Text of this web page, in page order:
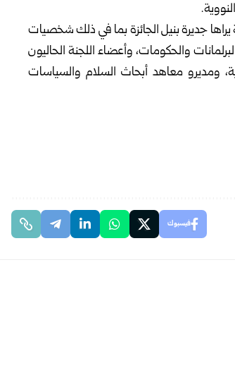
جديرة بنيل الجائزة بما في ذلك شخصيات
والحكومات، وأعضاء اللجنة الحاليون
ومديرو معاهد أبحاث السلام والسياسات
فيسبوك